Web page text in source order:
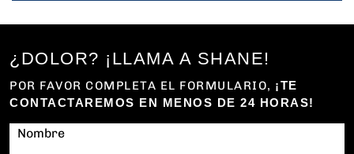
¿DOLOR? ¡LLAMA A SHANE!
POR FAVOR COMPLETA EL FORMULARIO, ¡TE
CONTACTAREMOS EN MENOS DE 24 HORAS!
Nombre